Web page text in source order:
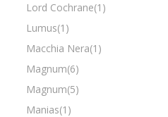
Lord Cochrane(1)
Lumus(1)
Macchia Nera(1)
Magnum(6)
Magnum(5)
Manias(1)